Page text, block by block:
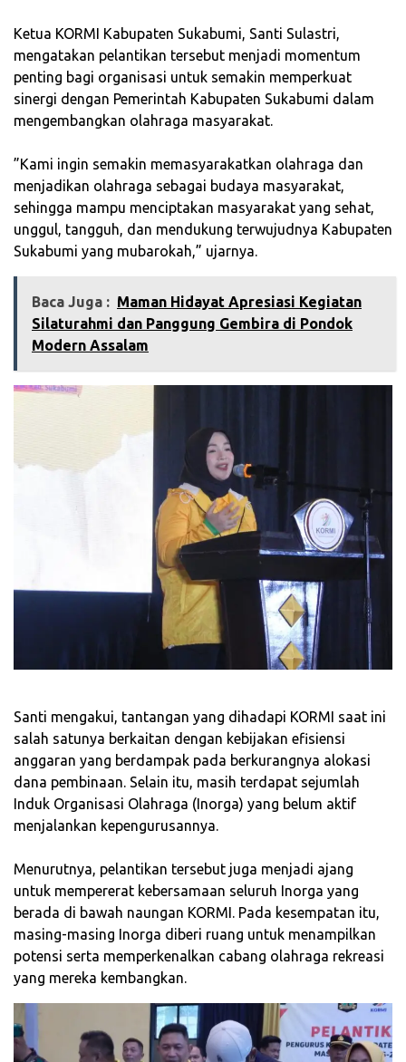
‎Ketua KORMI Kabupaten Sukabumi, Santi Sulastri,
mengatakan pelantikan tersebut menjadi momentum
penting bagi organisasi untuk semakin memperkuat
sinergi dengan Pemerintah Kabupaten Sukabumi dalam
mengembangkan olahraga masyarakat.
‎”Kami ingin semakin memasyarakatkan olahraga dan
menjadikan olahraga sebagai budaya masyarakat,
sehingga mampu menciptakan masyarakat yang sehat,
unggul, tangguh, dan mendukung terwujudnya Kabupaten
Sukabumi yang mubarokah,” ujarnya.
Baca Juga : ‎Maman Hidayat Apresiasi Kegiatan
Silaturahmi dan Panggung Gembira di Pondok
Modern Assalam
‎Santi mengakui, tantangan yang dihadapi KORMI saat ini
salah satunya berkaitan dengan kebijakan efisiensi
anggaran yang berdampak pada berkurangnya alokasi
dana pembinaan. Selain itu, masih terdapat sejumlah
Induk Organisasi Olahraga (Inorga) yang belum aktif
menjalankan kepengurusannya.
‎Menurutnya, pelantikan tersebut juga menjadi ajang
untuk mempererat kebersamaan seluruh Inorga yang
berada di bawah naungan KORMI. Pada kesempatan itu,
masing-masing Inorga diberi ruang untuk menampilkan
potensi serta memperkenalkan cabang olahraga rekreasi
yang mereka kembangkan.